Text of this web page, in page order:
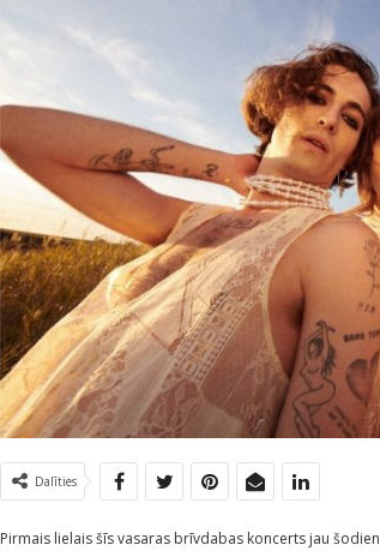
Dalīties
Pirmais lielais šīs vasaras brīvdabas koncerts jau